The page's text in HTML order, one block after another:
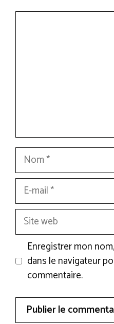
Nom
mail
Site
web
Enregistrer mon
dans le navigateur
commentaire.